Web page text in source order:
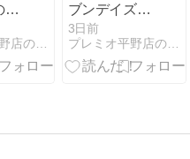
日
プレミオ平野店のオフィシャルサイト
ブンデイズう
ぃざーどは6
日目！！
3日前
プレミオ平野店のオフィシャルサイト